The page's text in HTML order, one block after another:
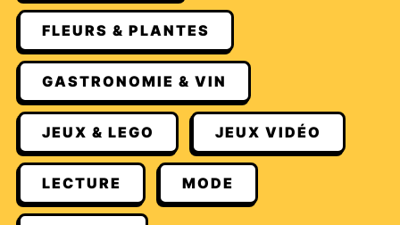
FLEURS & PLANTES
GASTRONOMIE & VIN
JEUX & LEGO JEUX VIDÉO
LECTURE MODE